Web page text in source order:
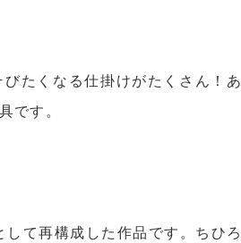
たくなる仕掛けがたくさん！あ
です。
て再構成した作品です。ちひろ